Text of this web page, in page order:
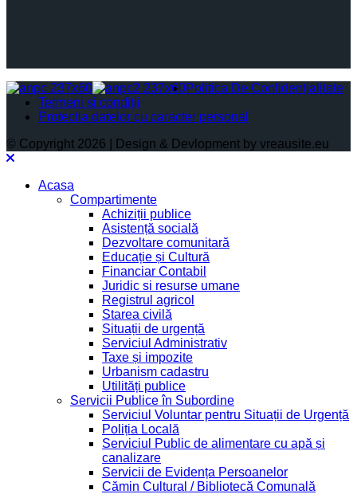
Politica De Confidențialitate
Termeni și condiții
Protectia datelor cu caracter personal
© Copyright 2026 | Design & Devlopment by vreausite.eu
Acasa
Compartimente
Achiziții publice
Asistență socială
Dezvoltare comunitară
Educație și Cultură
Financiar Contabil
Juridic si resurse umane
Registrul agricol
Starea civilă
Situații de urgență
Serviciul Administrativ
Taxe și impozite
Urbanism cadastru
Utilități publice
Servicii Publice în Subordine
Serviciul Voluntar pentru Situații de Urgență
Poliția Locală
Serviciul Public de alimentare cu apă și
canalizare
Servicii de Evidența Persoanelor
Cămin Cultural / Bibliotecă Comunală